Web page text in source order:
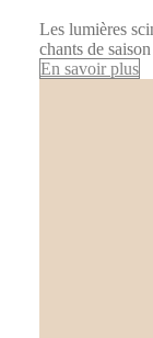
Les lumières
chants de
En savoir plus